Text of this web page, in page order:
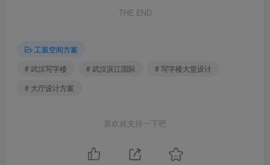
THE END
工装空间方案
# 武汉写字楼
# 武汉滨江国际
# 写字楼大堂设计
# 大厅设计方案
喜欢就支持一下吧